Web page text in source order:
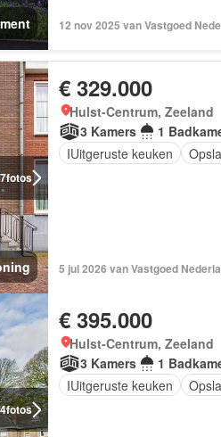
12 nov 2025 van Vastgoed
fotos
€ 329.000
Hulst-Centrum, Zeeland
3 Kamers
1
IUitgeruste keuken
5 jul 2026 van Vastgoed
fotos
€ 395.000
Hulst-Centrum, Zeeland
3 Kamers
1
IUitgeruste keuken